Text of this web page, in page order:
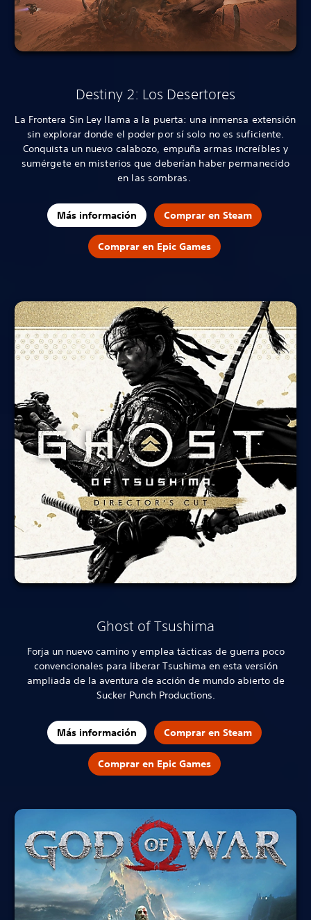
Destiny 2: Los Desertores
La Frontera Sin Ley llama a la puerta: una inmensa extensión
sin explorar donde el poder por sí solo no es suficiente.
Conquista un nuevo calabozo, empuña armas increíbles y
sumérgete en misterios que deberían haber permanecido
en las sombras.
Más información Comprar en Steam
Comprar en Epic Games
Ghost of Tsushima
Forja un nuevo camino y emplea tácticas de guerra poco
convencionales para liberar Tsushima en esta versión
ampliada de la aventura de acción de mundo abierto de
Sucker Punch Productions.
Más información Comprar en Steam
Comprar en Epic Games